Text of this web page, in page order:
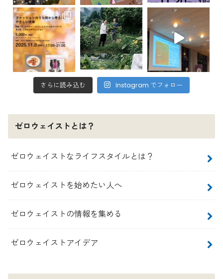
さらに読み込む Instagram でフォロー
ゼロウェイストとは？
ゼロウェイストなライフスタイルとは？
ゼロウェイストを始めたい人へ
ゼロウェイストの情報を集める
ゼロウェイストアイデア